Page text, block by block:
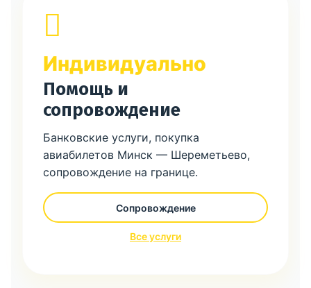
Индивидуально
Помощь и
сопровождение
Банковские услуги, покупка
авиабилетов Минск — Шереметьево,
сопровождение на границе.
Сопровождение
Все услуги